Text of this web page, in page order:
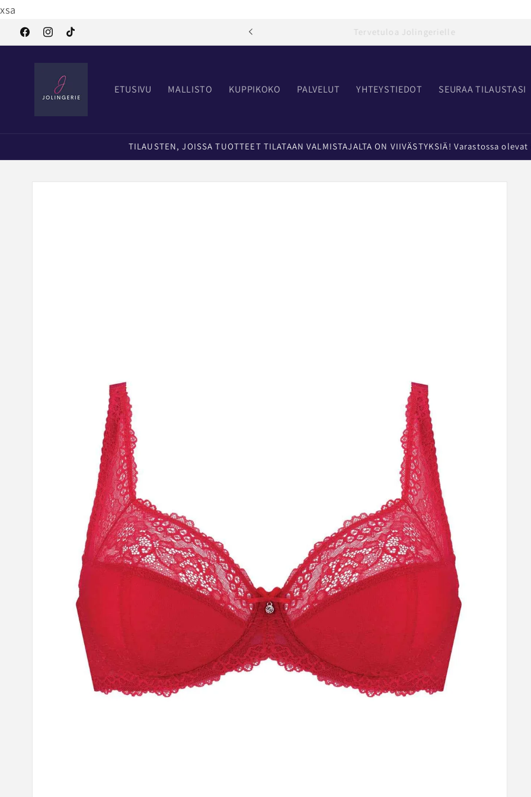
xsa
sisältöön
FacebookInstagram
TikTok
Tervetuloa Jolingerielle Palvelevaan alusasujen erikoisliikkeeseen verkossa ja Turussa
ETUSIVU MALLISTO KUPPIKOKO PALVELUT YHTEYSTIEDOT SEURAA TILAUSTASI
TILAUSTEN, JOISSA TUOTTEET TILATAAN VALMISTAJALTA ON VIIVÄSTYKSIÄ! Varastossa